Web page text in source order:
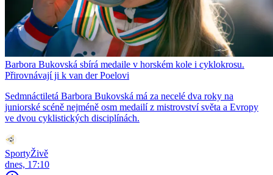
Barbora Bukovská sbírá medaile v horském kole i cyklokrosu.
Přirovnávají ji k van der Poelovi
Sedmnáctiletá Barbora Bukovská má za necelé dva roky na
juniorské scéně nejméně osm medailí z mistrovství světa a Evropy
ve dvou cyklistických disciplínách.
SportyŽivě
dnes, 17:10